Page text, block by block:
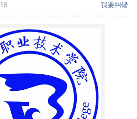
我要纠错